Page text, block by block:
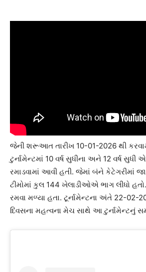
જેની શરૂઆત તારીખ 10-01-2026 થી
ટુર્નામેન્ટમાં 10 વર્ષ સુધીના અને 12 વર્ષ સુધી
રમાડવામાં આવી હતી. જેમાં બંને કેટેગરીમાં
ટીમોમાં કુલ 144 ખેલાડીઓએ ભાગ લીધો
રમવા મળ્યા હતા. ટૂર્નામેન્ટના અંતે 22-02-
દિવસના મહત્વના મેચ સાથે આ ટુર્નામેન્ટનું